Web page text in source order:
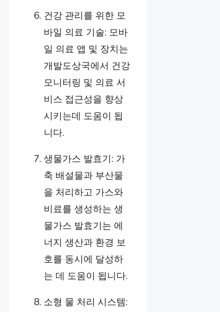
건강 관리를 위한 모
바일 의료 기술: 모바
일 의료 앱 및 장치는
개발도상국에서 건강
모니터링 및 의료 서
비스 접근성을 향상
시키는데 도움이 됩
니다.
생물가스 발효기: 가
축 배설물과 부산물
을 처리하고 가스와
비료를 생성하는 생
물가스 발효기는 에
너지 생산과 환경 보
호를 동시에 달성하
는 데 도움이 됩니다.
소형 물 처리 시스템: